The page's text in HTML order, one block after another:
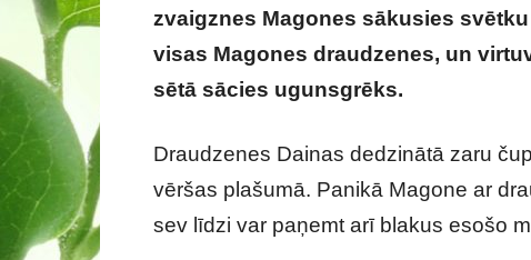
zvaigznes Magones sākusies
visas Magones draudzenes, un
sētā sācies ugunsgrēks.
Draudzenes Dainas dedzinātā zaru
vēršas plašumā. Panikā Magone ar
sev līdzi var paņemt arī blakus esošo